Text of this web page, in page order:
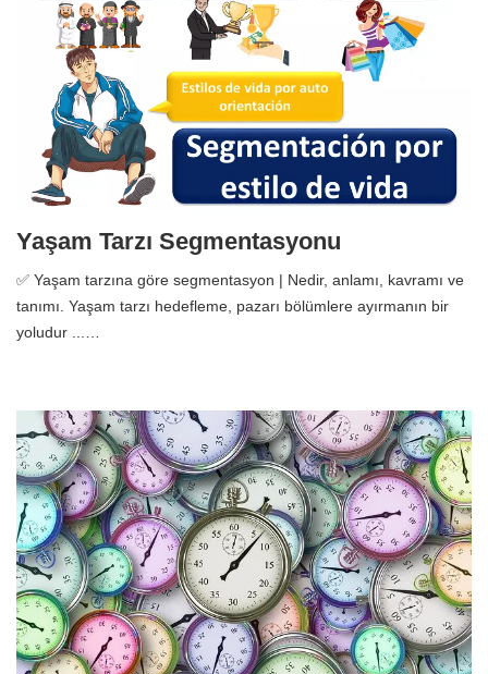
Yaşam Tarzı Segmentasyonu
✅ Yaşam tarzına göre segmentasyon | Nedir, anlamı, kavramı ve
tanımı. Yaşam tarzı hedefleme, pazarı bölümlere ayırmanın bir
yoludur ...…